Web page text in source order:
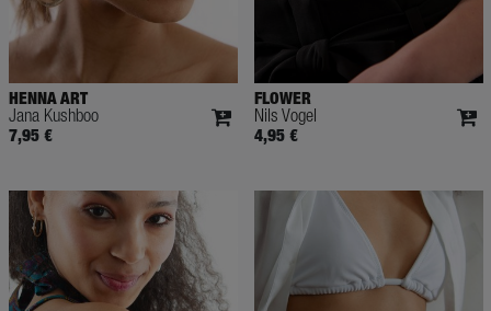
HENNA ART
Jana Kushboo
7,95 €
FLOWER
Nils Vogel
4,95 €